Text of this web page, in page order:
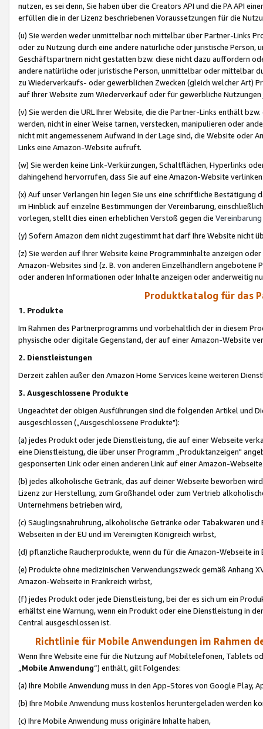
nutzen, es sei denn, Sie haben über die Creators API und die PA API
erfüllen die in der Lizenz beschriebenen Voraussetzungen für die
(u) Sie werden weder unmittelbar noch mittelbar über Partner-Links
oder zu Nutzung durch eine andere natürliche oder juristische
Geschäftspartnern nicht gestatten bzw. diese nicht dazu auffordern
andere natürliche oder juristische Person, unmittelbar oder mittelbar
zu Wiederverkaufs- oder gewerblichen Zwecken (gleich welcher Art)
auf Ihrer Website zum Wiederverkauf oder für gewerbliche
(v) Sie werden die URL Ihrer Website, die die Partner-Links enthält
werden, nicht in einer Weise tarnen, verstecken, manipulieren oder
nicht mit angemessenem Aufwand in der Lage sind, die Website oder
Links eine Amazon-Website aufruft.
(w) Sie werden keine Link-Verkürzungen, Schaltflächen, Hyperlinks
dahingehend hervorrufen, dass Sie auf eine Amazon-Website
(x) Auf unser Verlangen hin legen Sie uns eine schriftliche
im Hinblick auf einzelne Bestimmungen der Vereinbarung,
vorlegen, stellt dies einen erheblichen Verstoß gegen die Vereinbarung
(y) Sofern Amazon dem nicht zugestimmt hat darf Ihre Website nicht
(z) Sie werden auf Ihrer Website keine Programminhalte anzeigen
Amazon-Websites sind (z. B. von anderen Einzelhändlern
oder anderen Informationen oder Inhalte anzeigen oder anderweitig
Produktkatalog für das
1. Produkte
Im Rahmen des Partnerprogramms und vorbehaltlich der in diesem
physische oder digitale Gegenstand, der auf einer Amazon-Website
2. Dienstleistungen
Derzeit zählen außer den Amazon Home Services keine weiteren
3. Ausgeschlossene Produkte
Ungeachtet der obigen Ausführungen sind die folgenden Artikel und
ausgeschlossen („Ausgeschlossene Produkte"):
(a) jedes Produkt oder jede Dienstleistung, die auf einer Webseite
eine Dienstleistung, die über unser Programm „Produktanzeigen"
gesponserten Link oder einen anderen Link auf einer Amazon-
(b) jedes alkoholische Getränk, das auf deiner Webseite beworben
Lizenz zur Herstellung, zum Großhandel oder zum Vertrieb
Unternehmens betrieben wird,
(c) Säuglingsnahruhrung, alkoholische Getränke oder Tabakwaren
Webseiten in der EU und im Vereinigten Königreich wirbst,
(d) pflanzliche Raucherprodukte, wenn du für die Amazon-Webseite in
(e) Produkte ohne medizinischen Verwendungszweck gemäß Anhang
Amazon-Webseite in Frankreich wirbst,
(f) jedes Produkt oder jede Dienstleistung, bei der es sich um ein
erhältst eine Warnung, wenn ein Produkt oder eine Dienstleistung in
Central ausgeschlossen ist.
Richtlinie für Mobile Anwendungen im Rahmen
Wenn Ihre Website eine für die Nutzung auf Mobiltelefonen, Tablets
„Mobile Anwendung“) enthält, gilt Folgendes:
(a) Ihre Mobile Anwendung muss in den App-Stores von Google Play,
(b) Ihre Mobile Anwendung muss kostenlos heruntergeladen werden
(c) Ihre Mobile Anwendung muss originäre Inhalte haben,